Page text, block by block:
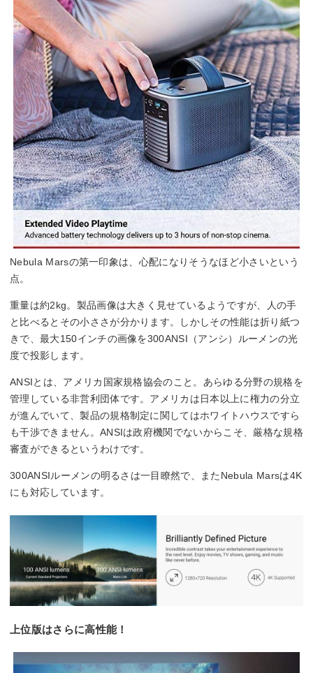
Nebula Marsの第一印象は、心配になりそうなほど小さいという
点。
重量は約2kg。製品画像は大きく見せているようですが、人の手
と比べるとその小ささが分かります。しかしその性能は折り紙つ
きで、最大150インチの画像を300ANSI（アンシ）ルーメンの光
度で投影します。
ANSIとは、アメリカ国家規格協会のこと。あらゆる分野の規格を
管理している非営利団体です。アメリカは日本以上に権力の分立
が進んでいて、製品の規格制定に関してはホワイトハウスですら
も干渉できません。ANSIは政府機関でないからこそ、厳格な規格
審査ができるというわけです。
300ANSIルーメンの明るさは一目瞭然で、またNebula Marsは4K
にも対応しています。
上位版はさらに高性能！